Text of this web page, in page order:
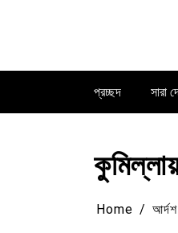
প্রচ্ছদ সারা
Home